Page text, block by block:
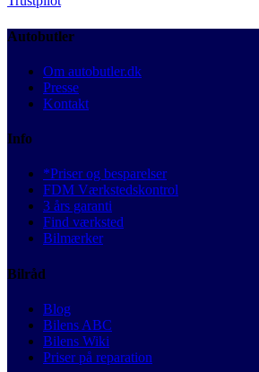
Autobutler
Om autobutler.dk
Presse
Kontakt
Info
*Priser og besparelser
FDM Værkstedskontrol
3 års garanti
Find værksted
Bilmærker
Bilråd
Blog
Bilens ABC
Bilens Wiki
Priser på reparation